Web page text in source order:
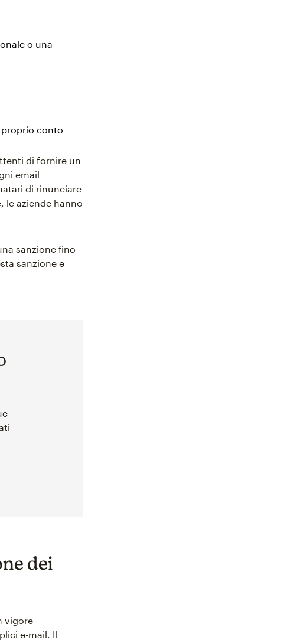
o una
conto
di fornire un
email
di rinunciare
le aziende hanno
sanzione fino
sanzione e
dei
vigore
e-mail. Il